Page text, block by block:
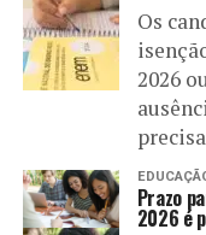
Os
2026
Prazo
2026 é